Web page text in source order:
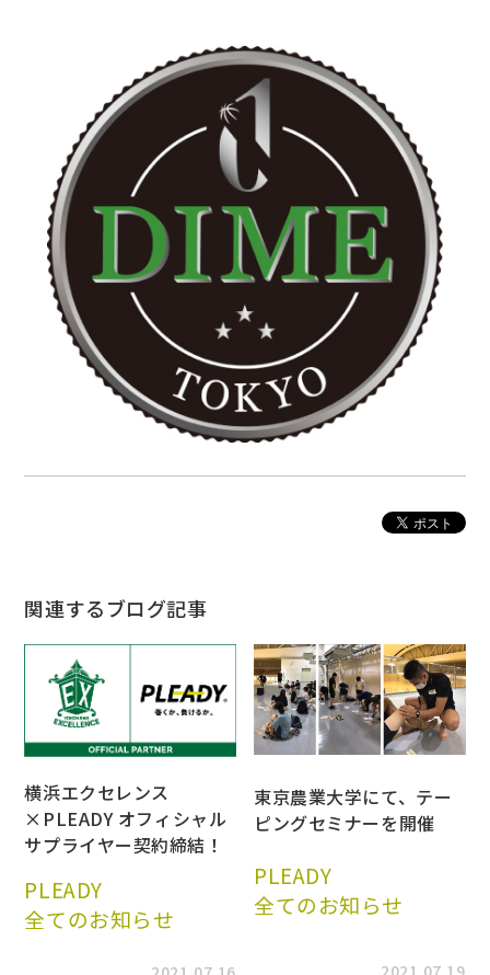
関連するブログ記事
横浜エクセレンス
×PLEADY オフィシャル
サプライヤー契約締結！
PLEADY
全てのお知らせ
2021.07.19
東京農業大学にて、テー
ピングセミナーを開催
PLEADY
全てのお知らせ